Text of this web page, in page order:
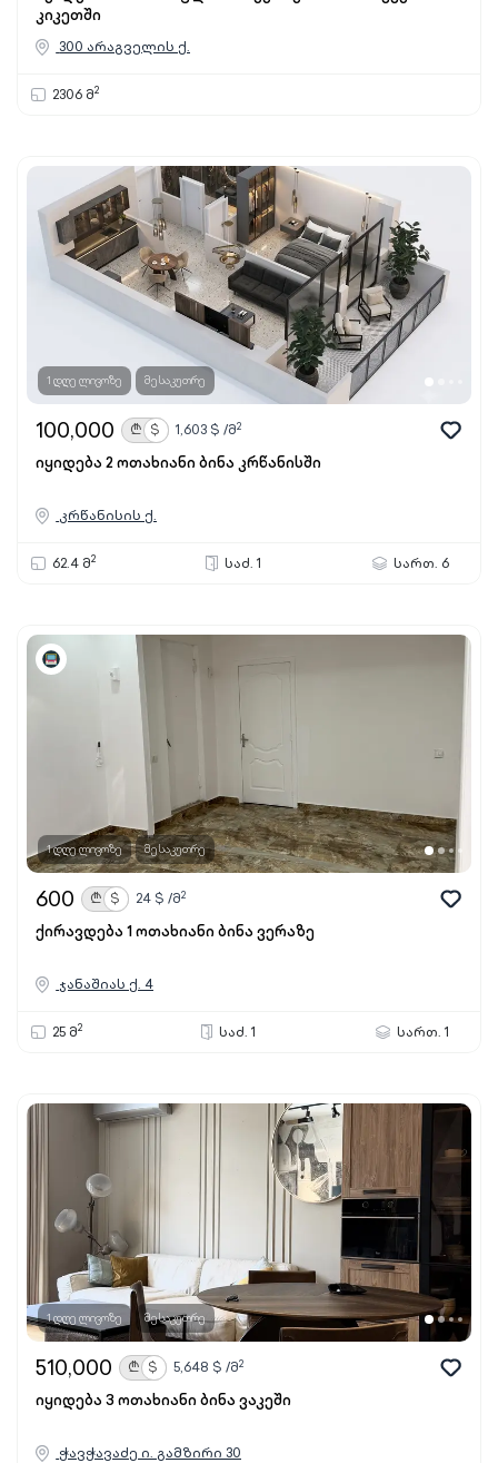
კიკეთში
300 არაგველის ქ.
2306 მ2
1 დღე ლივოზე მესაკუთრე
100,000 ₾ $ 1,603 $ /მ2
იყიდება 2 ოთახიანი ბინა კრწანისში
კრწანისის ქ.
62.4 მ2 საძ. 1 სართ. 6
1 დღე ლივოზე მესაკუთრე
600 ₾ $ 24 $ /მ2
ქირავდება 1 ოთახიანი ბინა ვერაზე
ჯანაშიას ქ. 4
25 მ2 საძ. 1 სართ. 1
1 დღე ლივოზე მესაკუთრე
510,000 ₾ $ 5,648 $ /მ2
იყიდება 3 ოთახიანი ბინა ვაკეში
ჭავჭავაძე ი. გამზირი 30